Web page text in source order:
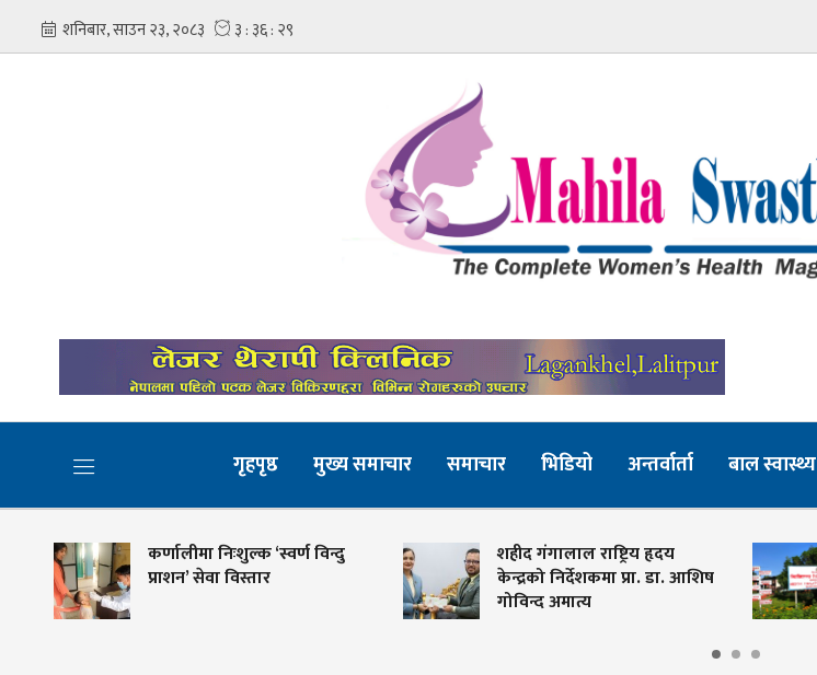
गृहपृष्ठ मुख्य समाचार समाचार भिडियो अन्तर्वार्ता बाल स्वास्थ्य
कर्णालीमा निःशुल्क ‘स्वर्ण विन्दु
प्राशन’ सेवा विस्तार
शहीद गंगालाल राष्ट्रिय हृदय
केन्द्रको निर्देशकमा प्रा. डा. आशिष
गोविन्द अमात्य